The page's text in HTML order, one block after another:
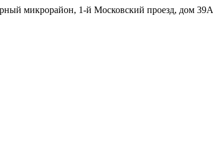
микрорайон, 1-й Московский проезд, дом 39А